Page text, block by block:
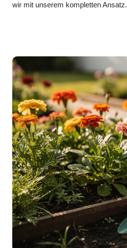
wir mit unserem kompletten Ansatz.